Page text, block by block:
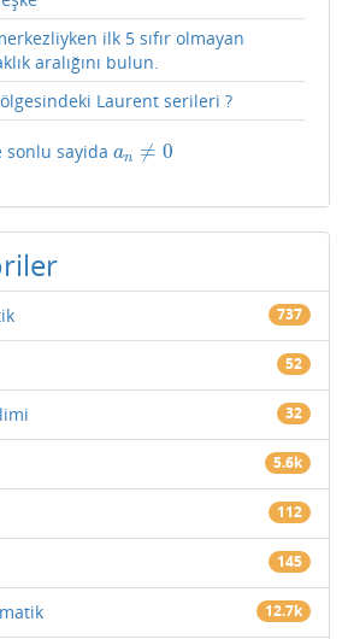
ilk 5 sıfır olmayan
aralığını bulun.
Laurent serileri ?
n
sonlu sayida an ≠ 0
an ≠0
737
52
32
5.6k
112
145
12.7k